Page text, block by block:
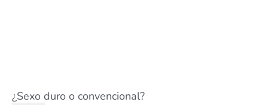
¿Sexo duro o convencional?